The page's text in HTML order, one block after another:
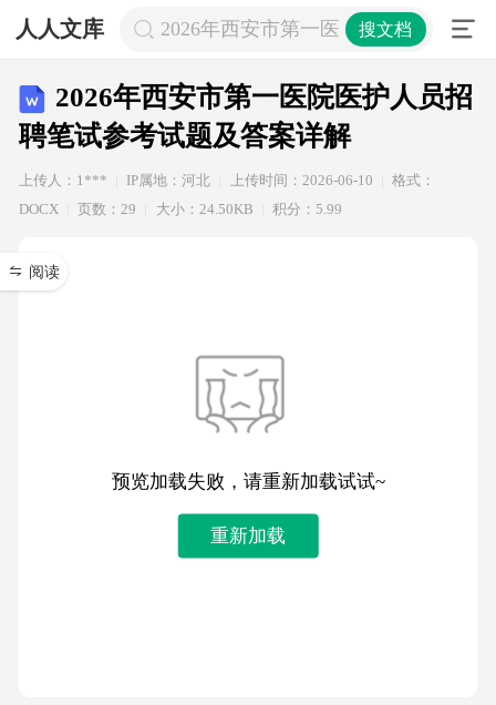
人人文库 2026年西安市第一医院医护人员招聘
搜文档
2026年西安市第一医院医护人员招
聘笔试参考试题及答案详解
上传人：1*** IP属地：河北 上传时间：2026-06-10
格式：
DOCX
页数：29 大小：24.50KB 积分：5.99
阅读
预览加载失败，请重新加载试试~
重新加载